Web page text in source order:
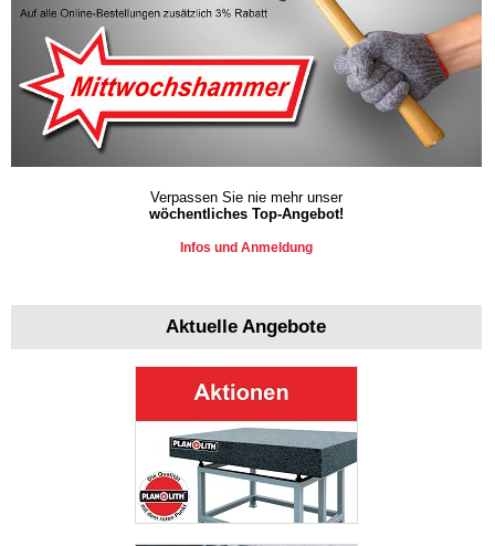
Verpassen Sie nie mehr unser
wöchentliches Top-Angebot!
Infos und Anmeldung
Aktuelle Angebote